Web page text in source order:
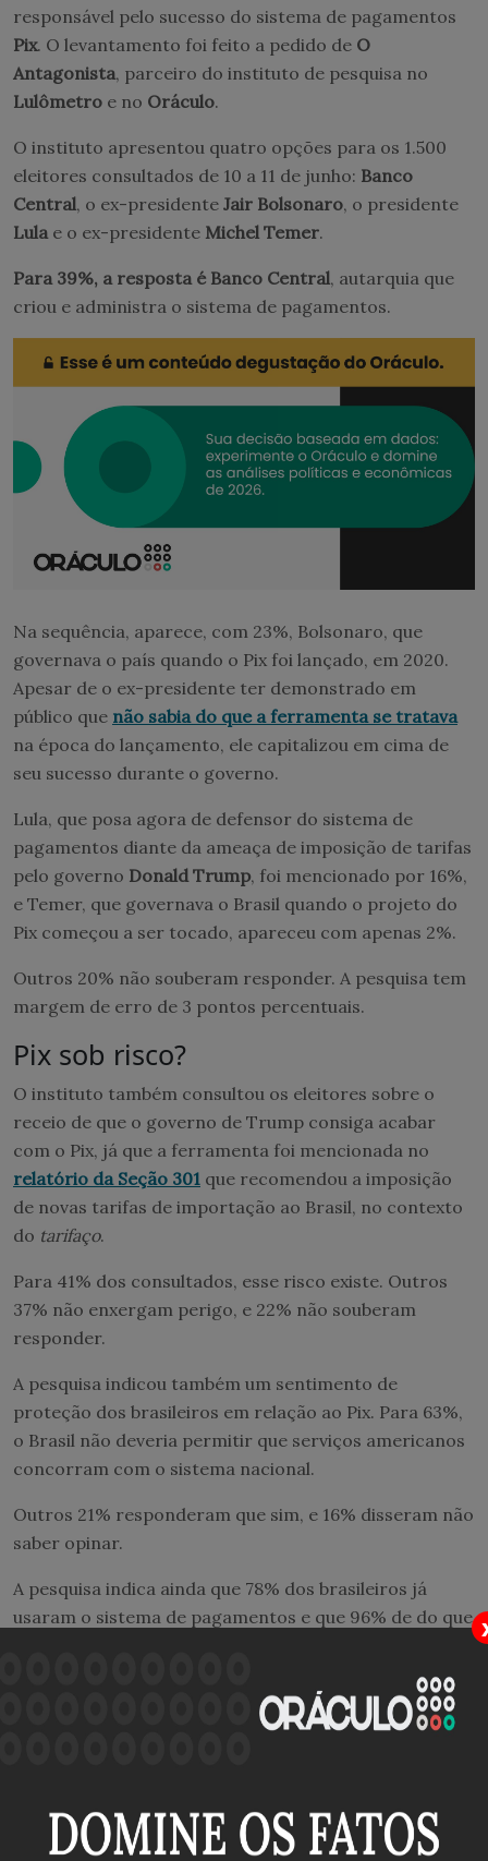
responsável pelo sucesso do sistema de pagamentos
Pix. O levantamento foi feito a pedido de O
Antagonista, parceiro do instituto de pesquisa no
Lulômetro e no Oráculo.
O instituto apresentou quatro opções para os 1.500
eleitores consultados de 10 a 11 de junho: Banco
Central, o ex-presidente Jair Bolsonaro, o presidente
Lula e o ex-presidente Michel Temer.
Para 39%, a resposta é Banco Central, autarquia que
criou e administra o sistema de pagamentos.
Na sequência, aparece, com 23%, Bolsonaro, que
governava o país quando o Pix foi lançado, em 2020.
Apesar de o ex-presidente ter demonstrado em
público que não sabia do que a ferramenta se tratava
na época do lançamento, ele capitalizou em cima de
seu sucesso durante o governo.
Lula, que posa agora de defensor do sistema de
pagamentos diante da ameaça de imposição de tarifas
pelo governo Donald Trump, foi mencionado por 16%,
e Temer, que governava o Brasil quando o projeto do
Pix começou a ser tocado, apareceu com apenas 2%.
Outros 20% não souberam responder. A pesquisa tem
margem de erro de 3 pontos percentuais.
Pix sob risco?
O instituto também consultou os eleitores sobre o
receio de que o governo de Trump consiga acabar
com o Pix, já que a ferramenta foi mencionada no
relatório da Seção 301 que recomendou a imposição
de novas tarifas de importação ao Brasil, no contexto
do tarifaço.
Para 41% dos consultados, esse risco existe. Outros
37% não enxergam perigo, e 22% não souberam
responder.
A pesquisa indicou também um sentimento de
proteção dos brasileiros em relação ao Pix. Para 63%,
o Brasil não deveria permitir que serviços americanos
concorram com o sistema nacional.
Outros 21% responderam que sim, e 16% disseram não
saber opinar.
A pesquisa indica ainda que 78% dos brasileiros já
usaram o sistema de pagamentos e que 96% de do que
A Realtime perguntou também como os eleitores
consultados se dividiram.